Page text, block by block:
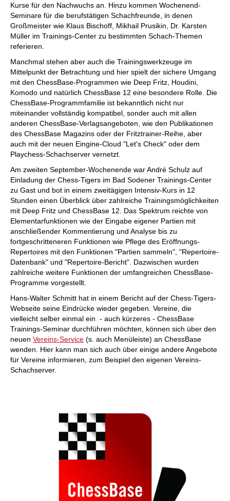
Kurse für den Nachwuchs an. Hinzu kommen Wochenend-
Seminare für die berufstätigen Schachfreunde, in denen
Großmeister wie Klaus Bischoff, Mikhail Prusikin, Dr. Karsten
Müller im Trainings-Center zu bestimmten Schach-Themen
referieren.
Manchmal stehen aber auch die Trainingswerkzeuge im
Mittelpunkt der Betrachtung und hier spielt der sichere Umgang
mit den ChessBase-Programmen wie Deep Fritz, Houdini,
Komodo und natürlich ChessBase 12 eine besondere Rolle. Die
ChessBase-Programmfamilie ist bekanntlich nicht nur
miteinander vollständig kompatibel, sonder auch mit allen
anderen ChessBase-Verlagsangeboten, wie den Publikationen
des ChessBase Magazins oder der Fritztrainer-Reihe, aber
auch mit der neuen Eingine-Cloud "Let's Check" oder dem
Playchess-Schachserver vernetzt.
Am zweiten September-Wochenende war André Schulz auf
Einladung der Chess-Tigers im Bad Sodener Trainings-Center
zu Gast und bot in einem zweitägigen Intensiv-Kurs in 12
Stunden einen Überblick über zahlreiche Trainingsmöglichkeiten
mit Deep Fritz und ChessBase 12. Das Spektrum reichte von
Elementarfunktionen wie der Eingabe eigener Partien mit
anschließender Kommentierung und Analyse bis zu
fortgeschritteneren Funktionen wie Pflege des Eröffnungs-
Repertoires mit den Funktionen "Partien sammeln", "Repertoire-
Datenbank" und "Repertoire-Bericht". Dazwischen wurden
zahlreiche weitere Funktionen der umfangreichen ChessBase-
Programme vorgestellt.
Hans-Walter Schmitt hat in einem Bericht auf der Chess-Tigers-
Webseite seine Eindrücke wieder gegeben. Vereine, die
vielleicht selber einmal ein - auch kürzeres - ChessBase
Trainings-Seminar durchführen möchten, können sich über den
neuen Vereins-Service (s. auch Menüleiste) an ChessBase
wenden. Hier kann man sich auch über einige andere Angebote
für Vereine informieren, zum Beispiel den eigenen Vereins-
Schachserver.